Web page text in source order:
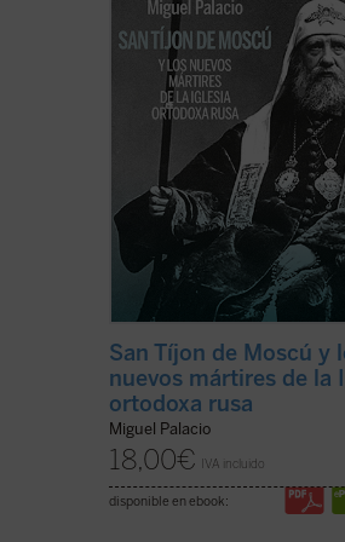
envenenado. En 1989 fue
santo, el primero de los nuevos
...(ver ficha)
San Tíjon de Moscú y
nuevos mártires de la
ortodoxa rusa
Miguel Palacio
18,00€ IVA incluido
disponible en ebook: